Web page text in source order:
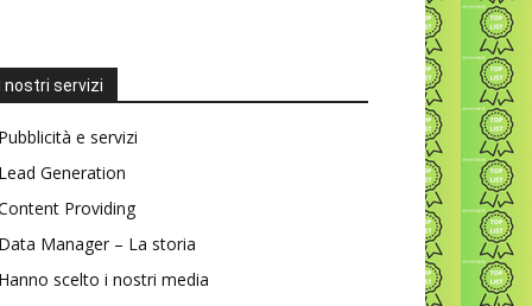
nostri servizi
e servizi
Generation
Providing
Manager – La storia
scelto i nostri media